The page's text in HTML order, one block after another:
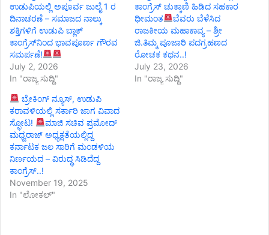
ಉಡುಪಿಯಲ್ಲಿ ಅಪೂರ್ವ ಜುಲೈ 1 ರ
ದಿನಾಚರಣೆ – ಸಮಾಜದ ನಾಲ್ಕು
ಶಕ್ತಿಗಳಿಗೆ ಉಡುಪಿ ಬ್ಲಾಕ್
ಕಾಂಗ್ರೆಸ್‌ನಿಂದ ಭಾವಪೂರ್ಣ ಗೌರವ
ಸಮರ್ಪಣೆ!
July 2, 2026
In "ರಾಜ್ಯ ಸುದ್ದಿ"
ಕಾಂಗ್ರೆಸ್ ಚುಕ್ಕಾಣಿ ಹಿಡಿದ ಸಹಕಾರ
ಧೀಮಂತ
ಬೆವರು ಬೆಳೆಸಿದ
ರಾಜಕೀಯ ಮಹಾಕಾವ್ಯ – ಶ್ರೀ
ಜಿ.ತಿಮ್ಮ ಪೂಜಾರಿ ಪದಗ್ರಹಣದ
ರೋಚಕ ಕಥನ..!
July 23, 2026
In "ರಾಜ್ಯ ಸುದ್ದಿ"
ಬ್ರೇಕಿಂಗ್ ನ್ಯೂಸ್, ಉಡುಪಿ
ಕರಾವಳಿಯಲ್ಲಿ ಸರ್ಕಾರಿ ಜಾಗ ವಿವಾದ
ಸ್ಫೋಟ!
ಮಾಜಿ ಸಚಿವ ಪ್ರಮೋದ್
ಮಧ್ವರಾಜ್ ಅಧ್ಯಕ್ಷತೆಯಲ್ಲಿದ್ದ
ಕರ್ನಾಟಕ ಜಲ ಸಾರಿಗೆ ಮಂಡಳಿಯ
ನಿರ್ಣಯದ – ವಿರುದ್ಧ ಸಿಡಿದೆದ್ದ
ಕಾಂಗ್ರೆಸ್..!
November 19, 2025
In "ಲೋಕಲ್"